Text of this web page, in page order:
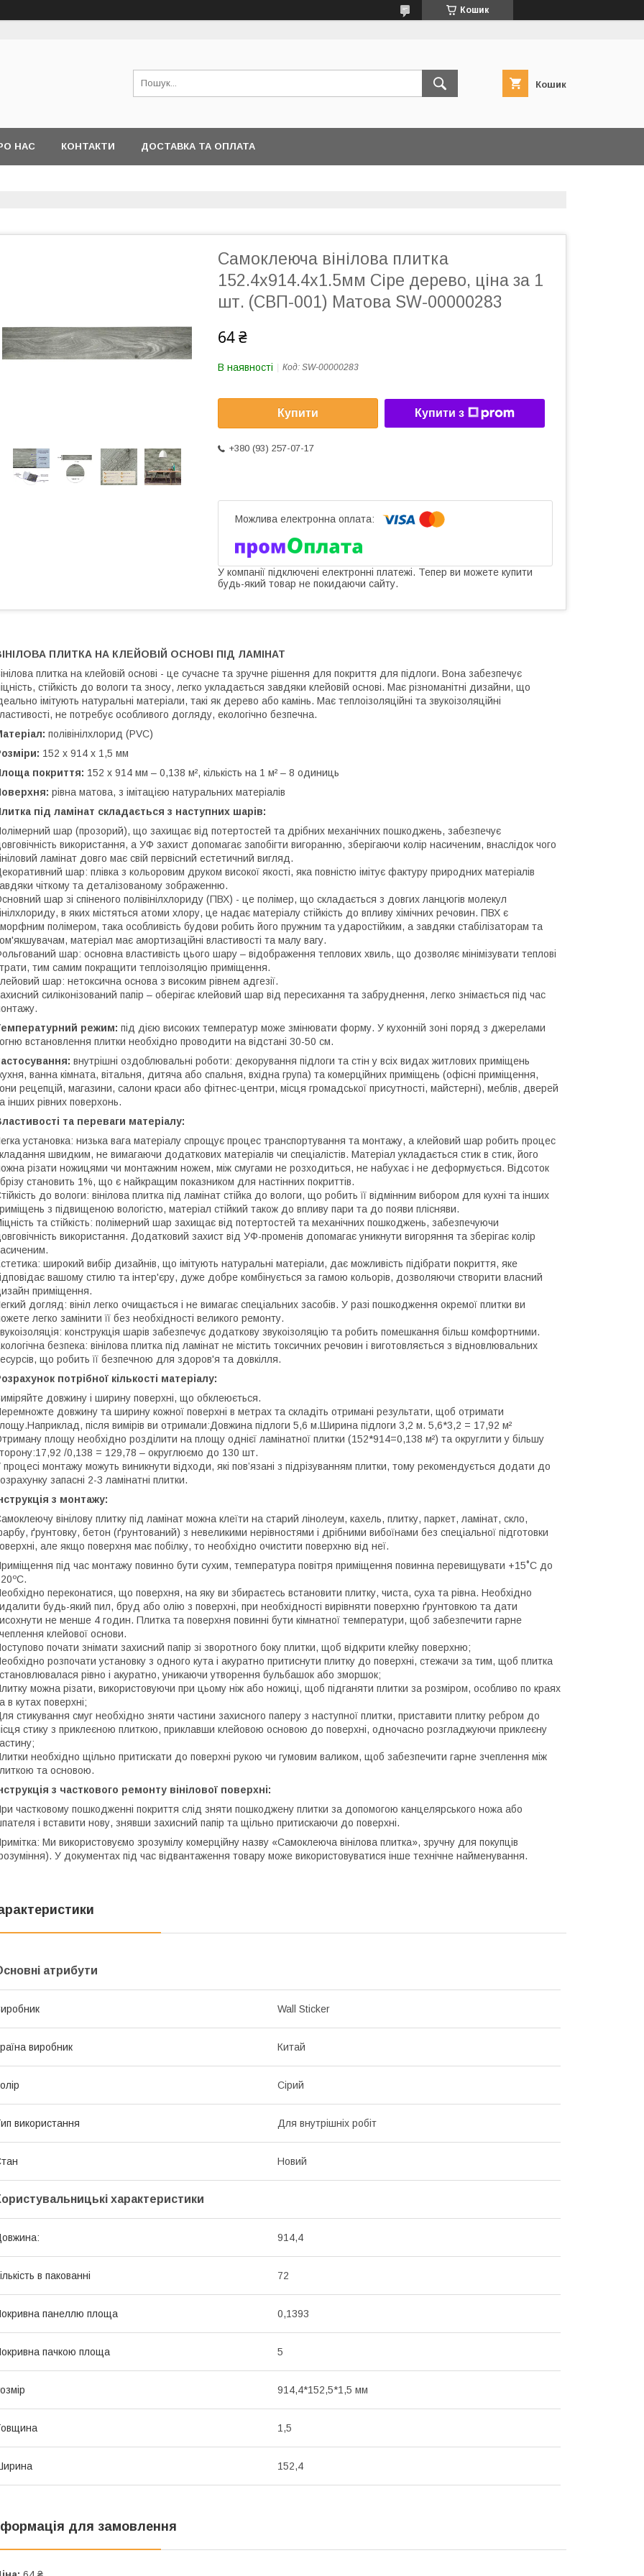
Кошик
Кошик
НАС КОНТАКТИ ДОСТАВКА ТА ОПЛАТА
Самоклеюча вінілова плитка
152.4х914.4х1.5мм Сіре дерево, ціна за 1
шт. (СВП-001) Матова SW-00000283
64 ₴
В наявності Код: SW-00000283
Купити Купити з
+380 (93) 257-07-17
У компанії підключені електронні платежі. Тепер ви можете купити
будь-який товар не покидаючи сайту.
ПЛИТКА НА КЛЕЙОВІЙ ОСНОВІ ПІД ЛАМІНАТ
плитка на клейовій основі - це сучасне та зручне рішення для покриття для підлоги. Вона забезпечує
стійкість до вологи та зносу, легко укладається завдяки клейовій основі. Має різноманітні дизайни, що
імітують натуральні матеріали, такі як дерево або камінь. Має теплоізоляційні та звукоізоляційні
не потребує особливого догляду, екологічно безпечна.
полівінілхлорид (PVC)
152 х 914 х 1,5 мм
покриття: 152 х 914 мм – 0,138 м², кількість на 1 м² – 8 одиниць
рівна матова, з імітацією натуральних матеріалів
під ламінат складається з наступних шарів:
шар (прозорий), що захищає від потертостей та дрібних механічних пошкоджень, забезпечує
використання, а УФ захист допомагає запобігти вигоранню, зберігаючи колір насиченим, внаслідок чого
ламінат довго має свій первісний естетичний вигляд.
шар: плівка з кольоровим друком високої якості, яка повністю імітує фактуру природних матеріалів
чіткому та деталізованому зображенню.
шар зі спіненого полівінілхлориду (ПВХ) - це полімер, що складається з довгих ланцюгів молекул
в яких містяться атоми хлору, це надає матеріалу стійкість до впливу хімічних речовин. ПВХ є
полімером, така особливість будови робить його пружним та ударостійким, а завдяки стабілізаторам та
матеріал має амортизаційні властивості та малу вагу.
шар: основна властивість цього шару – відображення теплових хвиль, що дозволяє мінімізувати теплові
тим самим покращити теплоізоляцію приміщення.
шар: нетоксична основа з високим рівнем адгезії.
силіконізований папір – оберігає клейовий шар від пересихання та забруднення, легко знімається під час
режим: під дією високих температур може змінювати форму. У кухонній зоні поряд з джерелами
встановлення плитки необхідно проводити на відстані 30-50 см.
внутрішні оздоблювальні роботи: декорування підлоги та стін у всіх видах житлових приміщень
ванна кімната, вітальня, дитяча або спальня, вхідна група) та комерційних приміщень (офісні приміщення,
рецепцій, магазини, салони краси або фітнес-центри, місця громадської присутності, майстерні), меблів, дверей
інших рівних поверхонь.
та переваги матеріалу:
установка: низька вага матеріалу спрощує процес транспортування та монтажу, а клейовий шар робить процес
швидким, не вимагаючи додаткових матеріалів чи спеціалістів. Матеріал укладається стик в стик, його
різати ножицями чи монтажним ножем, між смугами не розходиться, не набухає і не деформується. Відсоток
становить 1%, що є найкращим показником для настінних покриттів.
до вологи: вінілова плитка під ламінат стійка до вологи, що робить її відмінним вибором для кухні та інших
з підвищеною вологістю, матеріал стійкий також до впливу пари та до появи плісняви.
та стійкість: полімерний шар захищає від потертостей та механічних пошкоджень, забезпечуючи
використання. Додатковий захист від УФ-променів допомагає уникнути вигоряння та зберігає колір
широкий вибір дизайнів, що імітують натуральні матеріали, дає можливість підібрати покриття, яке
вашому стилю та інтер'єру, дуже добре комбінується за гамою кольорів, дозволяючи створити власний
приміщення.
догляд: вініл легко очищається і не вимагає спеціальних засобів. У разі пошкодження окремої плитки ви
легко замінити її без необхідності великого ремонту.
конструкція шарів забезпечує додаткову звукоізоляцію та робить помешкання більш комфортними.
безпека: вінілова плитка під ламінат не містить токсичних речовин і виготовляється з відновлювальних
що робить її безпечною для здоров'я та довкілля.
потрібної кількості матеріалу:
довжину і ширину поверхні, що обклеюється.
довжину та ширину кожної поверхні в метрах та складіть отримані результати, щоб отримати
після вимірів ви отримали:Довжина підлоги 5,6 м.Ширина підлоги 3,2 м. 5,6*3,2 = 17,92 м²
площу необхідно розділити на площу однієї ламінатної плитки (152*914=0,138 м²) та округлити у більшу
/0,138 = 129,78 – округлюємо до 130 шт.
процесі монтажу можуть виникнути відходи, які пов’язані з підрізуванням плитки, тому рекомендується додати до
запасні 2-3 ламінатні плитки.
з монтажу:
вінілову плитку під ламінат можна клеїти на старий лінолеум, кахель, плитку, паркет, ламінат, скло,
ґрунтовку, бетон (ґрунтований) з невеликими нерівностями і дрібними вибоїнами без спеціальної підготовки
але якщо поверхня має побілку, то необхідно очистити поверхню від неї.
під час монтажу повинно бути сухим, температура повітря приміщення повинна перевищувати +15˚С до
переконатися, що поверхня, на яку ви збираєтесь встановити плитку, чиста, суха та рівна. Необхідно
будь-який пил, бруд або олію з поверхні, при необхідності вирівняти поверхню ґрунтовкою та дати
не менше 4 годин. Плитка та поверхня повинні бути кімнатної температури, щоб забезпечити гарне
клейової основи.
почати знімати захисний папір зі зворотного боку плитки, щоб відкрити клейку поверхню;
розпочати установку з одного кута і акуратно притиснути плитку до поверхні, стежачи за тим, щоб плитка
рівно і акуратно, уникаючи утворення бульбашок або зморшок;
можна різати, використовуючи при цьому ніж або ножиці, щоб підганяти плитки за розміром, особливо по краях
в кутах поверхні;
стикування смуг необхідно зняти частини захисного паперу з наступної плитки, приставити плитку ребром до
стику з приклеєною плиткою, приклавши клейовою основою до поверхні, одночасно розгладжуючи приклеєну
необхідно щільно притискати до поверхні рукою чи гумовим валиком, щоб забезпечити гарне зчеплення між
та основою.
з часткового ремонту вінілової поверхні:
частковому пошкодженні покриття слід зняти пошкоджену плитки за допомогою канцелярського ножа або
і вставити нову, знявши захисний папір та щільно притискаючи до поверхні.
Ми використовуємо зрозумілу комерційну назву «Самоклеюча вінілова плитка», зручну для покупців
У документах під час відвантаження товару може використовуватися інше технічне найменування.
атрибути
Wall Sticker
виробник Китай
Сірий
використання Для внутрішніх робіт
Новий
характеристики
914,4
в пакованні 72
панеллю площа 0,1393
пачкою площа 5
914,4*152,5*1,5 мм
1,5
152,4
для замовлення